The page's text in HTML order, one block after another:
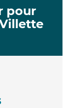
pour